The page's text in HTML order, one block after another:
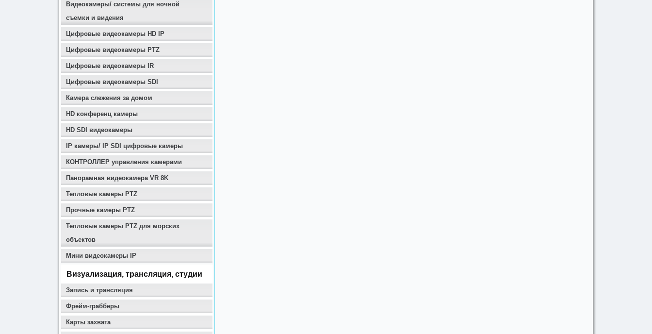
Видеокамеры/ системы для ночной
съемки и видения
Цифровые видеокамеры HD IP
Цифровые видеокамеры PTZ
Цифровые видеокамеры IR
Цифровые видеокамеры SDI
Камера слежения за домом
HD конференц камеры
HD SDI видеокамеры
IP камеры/ IP SDI цифровые камеры
КОНТРОЛЛЕР управления камерами
Панорамная видеокамера VR 8K
Тепловые камеры PTZ
Прочные камеры PTZ
Тепловые камеры PTZ для морских
объектов
Мини видеокамеры IP
Визуализация, трансляция, студии
Запись и трансляция
Фрейм-грабберы
Карты захвата